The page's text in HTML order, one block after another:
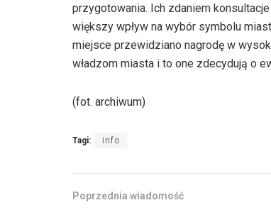
przygotowania. Ich zdaniem
większy wpływ na wybór symbolu
miejsce przewidziano nagrodę w
władzom miasta i to one zdecydują o
(fot. archiwum)
Tagi: info
Poprzednia wiadomość